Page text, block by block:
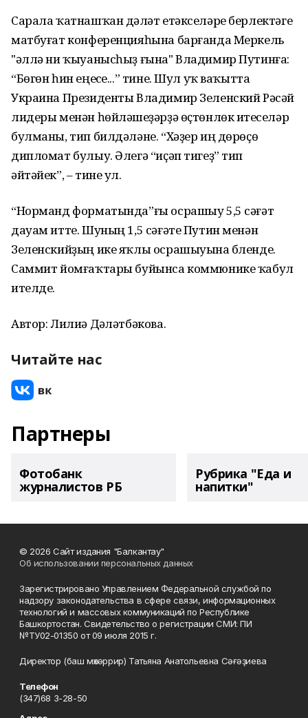
Сарала ҡатнашҡан дәүләт етәкселәре берлектәге
матбуғат конференцияһына барғанда Меркель
"әллә ни ҡыуанысһыҙ ғына" Владимир Путинға:
“Бөгөн һин еңеүсе...” тине. Шул уҡ ваҡытта
Украина Президенты Владимир Зеленский Рәсәй
лидеры менән һөйләшеүҙәрҙә өҫтөнлөк итеүселәр
булманы, тип билдәләне. “Хәҙер иң дөрөҫө
дипломат булыу. Әлегә “иҫәп тигеҙ” тип
әйтәйек”, – тине ул.
“Норманд форматында”ғы осрашыу 5,5 сәғәт
дауам итте. Шуның 1,5 сәғәте Путин менән
Зеленскийҙың ике яҡлы осрашыуына бүленде.
Саммит йомғаҡтары буйынса коммюнике ҡабул
ителде.
Автор: Лилиә Дәүләтбәкова.
Читайте нас
Партнеры
Фотобанк
журналистов РБ
Рубрика "Еда и
напитки"
© 2026 Сайт издания "Балкантау"
Об использовании персональных данных
Зарегистрировано Управлением Федеральной службой по
надзору законодательства в сфере связи, информационных
технологий и массовых коммуникаций по Республике
Башкортостан. Свидетельство о регистрации СМИ: ПИ
№ТУ02-01350 от 09 июля 2015 г.
Директор (баш мөхәррир) Татьяна Анатольевна Сәғәҙиева
Телефон
(347)68 3-28-50